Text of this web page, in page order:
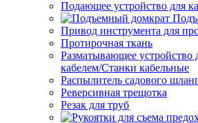
Подающее устройство для
Привод инструмента для
Протирочная ткань
Разматывающее устройство
кабелем/Станки кабельные
Распылитель садового
Реверсивная трещотка
Резак для труб